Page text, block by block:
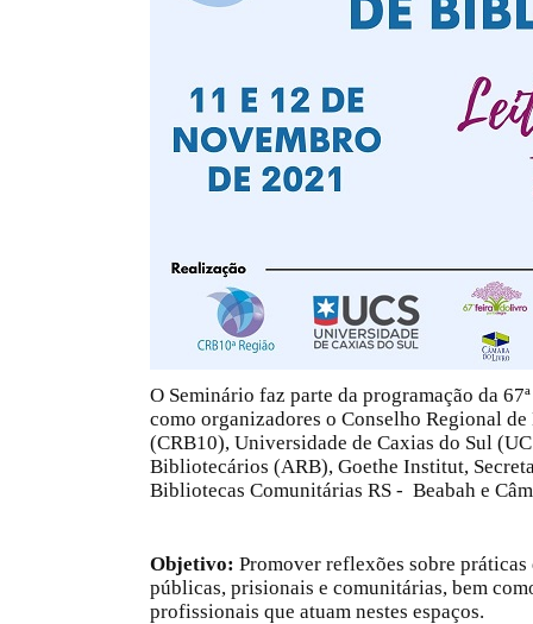
O Seminário faz parte da programação da
como organizadores o Conselho Regional
(CRB10), Universidade de Caxias do Sul
Bibliotecários (ARB), Goethe Institut,
Bibliotecas Comunitárias RS - Beabah e
Objetivo: Promover reflexões sobre
públicas, prisionais e comunitárias, bem
profissionais que atuam nestes espaços.